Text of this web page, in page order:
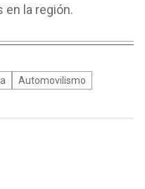
en la región.
Automovilismo